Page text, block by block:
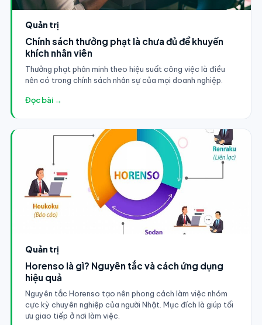
Quản trị
Chính sách thưởng phạt là chưa đủ để khuyến
khích nhân viên
Thưởng phạt phân minh theo hiệu suất công việc là điều
nên có trong chính sách nhân sự của mọi doanh nghiệp.
Đọc bài →
Quản trị
Horenso là gì? Nguyên tắc và cách ứng dụng
hiệu quả
Nguyên tắc Horenso tạo nên phong cách làm việc nhóm
cực kỳ chuyên nghiệp của người Nhật. Mục đích là giúp tối
ưu giao tiếp ở nơi làm việc.